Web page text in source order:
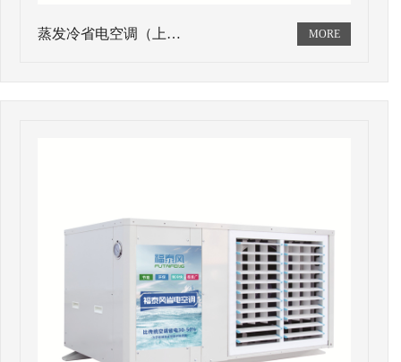
蒸发冷省电空调（上…